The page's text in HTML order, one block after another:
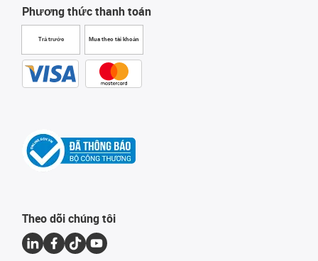
Phương thức thanh toán
Trả trước Mua theo tài khoản
Theo dõi chúng tôi